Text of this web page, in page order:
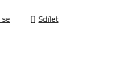
Sdílet